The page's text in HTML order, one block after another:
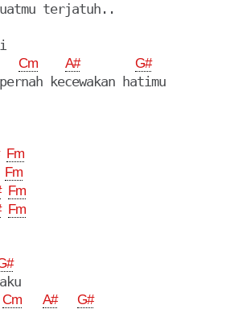
terjatuh..
Cm A# G#
kecewakan hatimu
Fm
Fm
Fm
Fm
Cm A# G#